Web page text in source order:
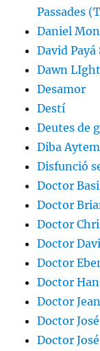
Passades
Daniel
David Payá
Dawn LIght
Desamor
Destí
Deutes de
Diba
Disfunció
Doctor
Doctor
Doctor
Doctor
Doctor
Doctor
Doctor
Doctor
Doctor